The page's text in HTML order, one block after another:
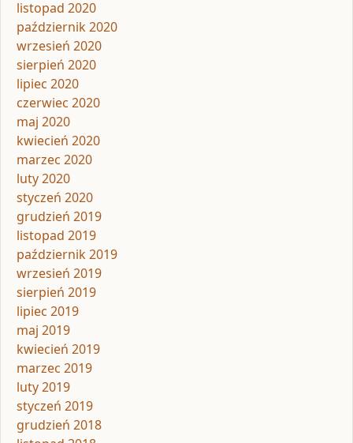
listopad 2020
październik 2020
wrzesień 2020
sierpień 2020
lipiec 2020
czerwiec 2020
maj 2020
kwiecień 2020
marzec 2020
luty 2020
styczeń 2020
grudzień 2019
listopad 2019
październik 2019
wrzesień 2019
sierpień 2019
lipiec 2019
maj 2019
kwiecień 2019
marzec 2019
luty 2019
styczeń 2019
grudzień 2018